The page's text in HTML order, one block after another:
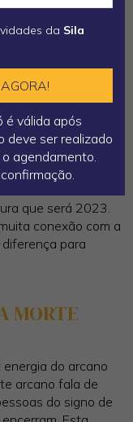
de ação por
do bem
de Água são,
sua totalidade e
sobretudo,
profundamente
que será 2023.
conexão com a
para
MORTE
do arcano
arcano fala de
do signo de
da Sila
é válida após
deve ser realizado
agendamento.